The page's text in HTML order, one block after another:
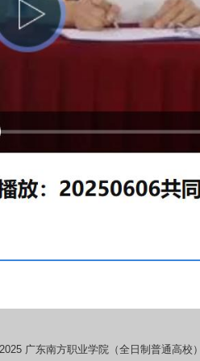
广东南方职业学院（全日制普通高校